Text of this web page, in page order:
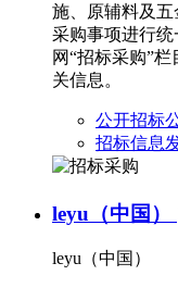
施、原辅料及
采购事项进行
网“招标采购”
关信息。
公开招标
招标信息
leyu（中国）
leyu（中国）